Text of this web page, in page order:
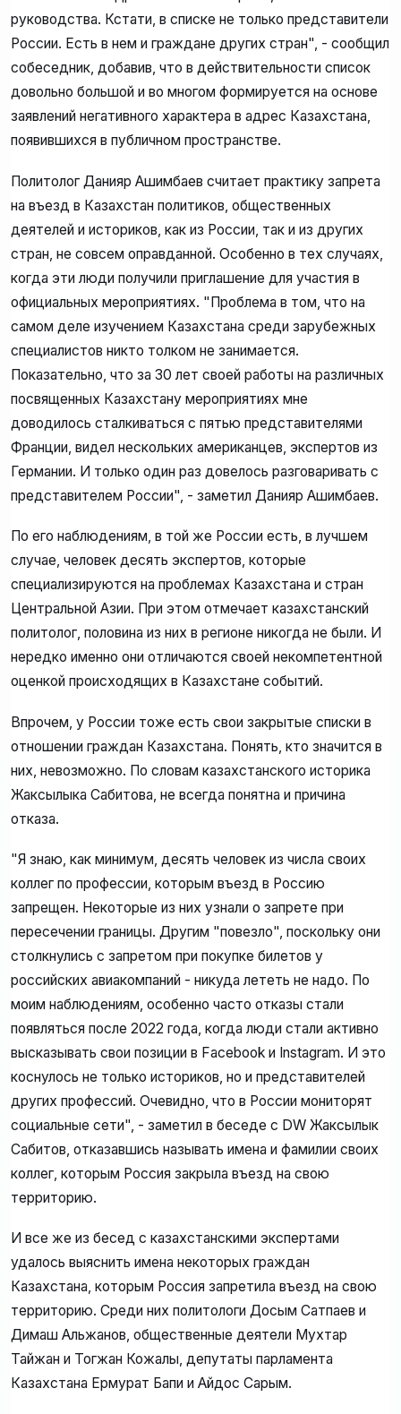
руководства. Кстати, в списке не только представители
России. Есть в нем и граждане других стран", - сообщил
собеседник, добавив, что в действительности список
довольно большой и во многом формируется на основе
заявлений негативного характера в адрес Казахстана,
появившихся в публичном пространстве.
Политолог Данияр Ашимбаев считает практику запрета
на въезд в Казахстан политиков, общественных
деятелей и историков, как из России, так и из других
стран, не совсем оправданной. Особенно в тех случаях,
когда эти люди получили приглашение для участия в
официальных мероприятиях. "Проблема в том, что на
самом деле изучением Казахстана среди зарубежных
специалистов никто толком не занимается.
Показательно, что за 30 лет своей работы на различных
посвященных Казахстану мероприятиях мне
доводилось сталкиваться с пятью представителями
Франции, видел нескольких американцев, экспертов из
Германии. И только один раз довелось разговаривать с
представителем России", - заметил Данияр Ашимбаев.
По его наблюдениям, в той же России есть, в лучшем
случае, человек десять экспертов, которые
специализируются на проблемах Казахстана и стран
Центральной Азии. При этом отмечает казахстанский
политолог, половина из них в регионе никогда не были. И
нередко именно они отличаются своей некомпетентной
оценкой происходящих в Казахстане событий.
Впрочем, у России тоже есть свои закрытые списки в
отношении граждан Казахстана. Понять, кто значится в
них, невозможно. По словам казахстанского историка
Жаксылыка Сабитова, не всегда понятна и причина
отказа.
"Я знаю, как минимум, десять человек из числа своих
коллег по профессии, которым въезд в Россию
запрещен. Некоторые из них узнали о запрете при
пересечении границы. Другим "повезло", поскольку они
столкнулись с запретом при покупке билетов у
российских авиакомпаний - никуда лететь не надо. По
моим наблюдениям, особенно часто отказы стали
появляться после 2022 года, когда люди стали активно
высказывать свои позиции в Facebook и Instagram. И это
коснулось не только историков, но и представителей
других профессий. Очевидно, что в России мониторят
социальные сети", - заметил в беседе с DW Жаксылык
Сабитов, отказавшись называть имена и фамилии своих
коллег, которым Россия закрыла въезд на свою
территорию.
И все же из бесед с казахстанскими экспертами
удалось выяснить имена некоторых граждан
Казахстана, которым Россия запретила въезд на свою
территорию. Среди них политологи Досым Сатпаев и
Димаш Альжанов, общественные деятели Мухтар
Тайжан и Тогжан Кожалы, депутаты парламента
Казахстана Ермурат Бапи и Айдос Сарым.